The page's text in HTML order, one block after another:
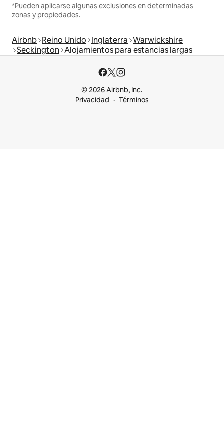
*Pueden aplicarse algunas exclusiones en determinadas
zonas y propiedades.
Airbnb Reino Unido Inglaterra Warwickshire
Seckington Alojamientos para estancias largas
© 2026 Airbnb, Inc.
Privacidad
Términos